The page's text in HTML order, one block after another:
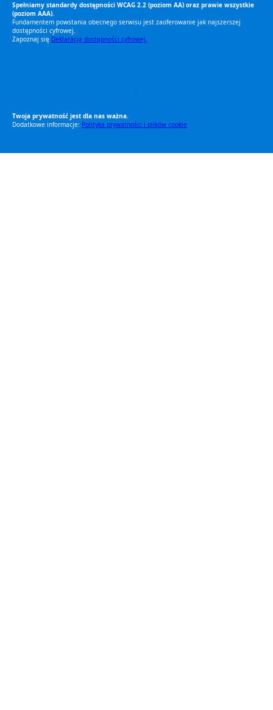
Spełniamy standardy dostępności WCAG 2.2 (poziom AA) oraz prawie wszystkie
(poziom AAA).
Fundamentem powstania obecnego serwisu jest zaoferowanie jak najszerszej
dostępności cyfrowej.
Zapoznaj się Deklaracją dostępności cyfrowej.
Twoja prywatność jest dla nas ważna.
Dodatkowe informacje: Polityka prywatności i plików cookie